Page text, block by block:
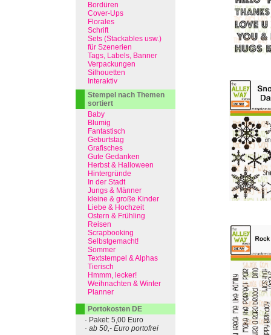
Bordüren
Cover-Ups
Florales
Schrift
Sets (Stackables usw.)
für Szenerien
Tags, Labels, Banner
Verpackungen
Silhouetten
Interaktiv
Stempel nach Themen
sortiert
Baby
Blumig
Fantastisch
Geburtstag
Grafisches
Gute Gedanken
Herbst & Halloween
Hintergründe
In der Stadt
Jungs & Männer
kleine & große Kinder
Liebe & Hochzeit
Ostern & Frühling
Reisen
Scrapbooking
Selbstgemacht!
Sommer
Textstempel & Alphas
Tierisch
Hmmm, lecker!
Weihnachten & Winter
Planner
Portokosten DE
· Paket: 5,00 Euro
· ab 50,- Euro portofrei